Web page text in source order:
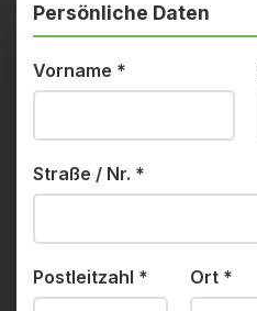
Persönliche Daten
Vorname *
Straße / Nr. *
Postleitzahl * Ort *